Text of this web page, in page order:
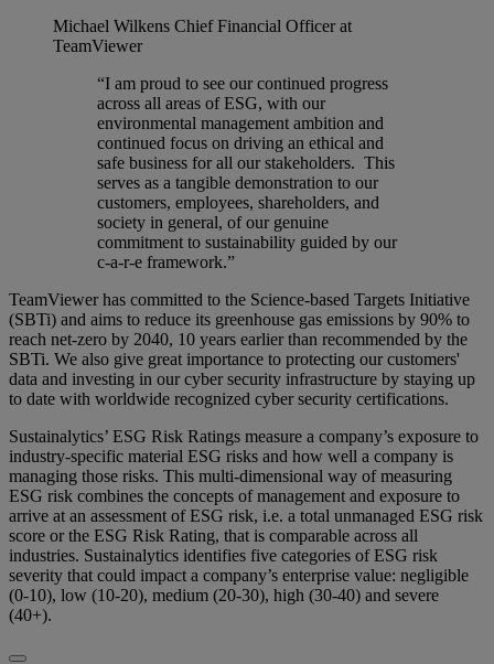
Michael Wilkens Chief Financial Officer at
TeamViewer
“I am proud to see our continued progress
across all areas of ESG, with our
environmental management ambition and
continued focus on driving an ethical and
safe business for all our stakeholders. This
serves as a tangible demonstration to our
customers, employees, shareholders, and
society in general, of our genuine
commitment to sustainability guided by our
c-a-r-e framework.”
TeamViewer has committed to the Science-based Targets Initiative
(SBTi) and aims to reduce its greenhouse gas emissions by 90% to
reach net-zero by 2040, 10 years earlier than recommended by the
SBTi. We also give great importance to protecting our customers'
data and investing in our cyber security infrastructure by staying up
to date with worldwide recognized cyber security certifications.
Sustainalytics’ ESG Risk Ratings measure a company’s exposure to
industry-specific material ESG risks and how well a company is
managing those risks. This multi-dimensional way of measuring
ESG risk combines the concepts of management and exposure to
arrive at an assessment of ESG risk, i.e. a total unmanaged ESG risk
score or the ESG Risk Rating, that is comparable across all
industries. Sustainalytics identifies five categories of ESG risk
severity that could impact a company’s enterprise value: negligible
(0-10), low (10-20), medium (20-30), high (30-40) and severe
(40+).